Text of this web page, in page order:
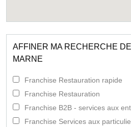
AFFINER MA RECHERCHE
MARNE
Franchise Restauration rapide
Franchise Restauration
Franchise B2B - services aux
Franchise Services aux